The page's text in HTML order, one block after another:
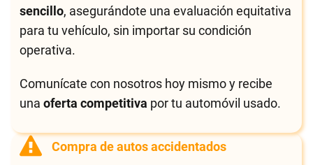
sencillo, asegurándote una evaluación equitativa
para tu vehículo, sin importar su condición
operativa.
Comunícate con nosotros hoy mismo y recibe
unaoferta competitiva por tu automóvil usado.
Compra de autos accidentados